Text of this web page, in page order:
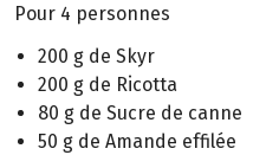
Pour 4 personnes
200 g de Skyr
200 g de Ricotta
80 g de Sucre de canne
50 g de Amande effilée